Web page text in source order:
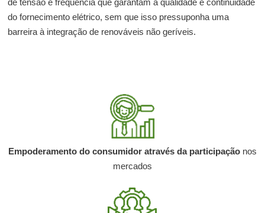
do fornecimento elétrico, sem que isso pressuponha uma
barreira à integração de renováveis não geríveis.
Empoderamento do consumidor através da participação nos
mercados